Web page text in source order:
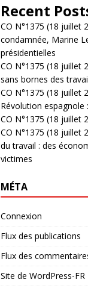
Recent
CO N°1375 (18 juillet
condamnée, Marine
présidentielles
CO N°1375 (18 juillet
sans bornes des
CO N°1375 (18 juillet
Révolution espagnole
CO N°1375 (18 juillet
CO N°1375 (18 juillet
du travail : des
victimes
MÉTA
Connexion
Flux des publications
Flux des
Site de WordPress-FR